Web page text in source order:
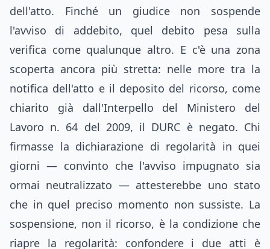
dell'atto. Finché un giudice non sospende
l'avviso di addebito, quel debito pesa sulla
verifica come qualunque altro. E c'è una zona
scoperta ancora più stretta: nelle more tra la
notifica dell'atto e il deposito del ricorso, come
chiarito già dall'Interpello del Ministero del
Lavoro n. 64 del 2009, il DURC è negato. Chi
firmasse la dichiarazione di regolarità in quei
giorni — convinto che l'avviso impugnato sia
ormai neutralizzato — attesterebbe uno stato
che in quel preciso momento non sussiste. La
sospensione, non il ricorso, è la condizione che
riapre la regolarità: confondere i due atti è